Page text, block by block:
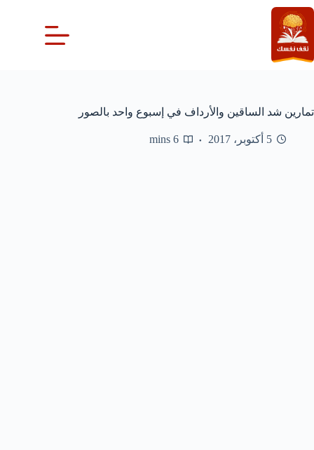
التجاوز
إلى
المحتوى
تمارين شد الساقين والأرداف في إسبوع واحد بالصور
5 أكتوبر، 2017 6 mins